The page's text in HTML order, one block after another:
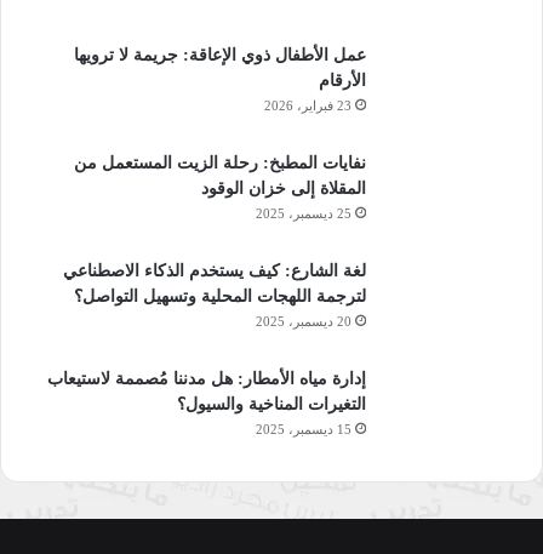
عمل الأطفال ذوي الإعاقة: جريمة لا ترويها
الأرقام
23 فبراير، 2026
نفايات المطبخ: رحلة الزيت المستعمل من
المقلاة إلى خزان الوقود
25 ديسمبر، 2025
لغة الشارع: كيف يستخدم الذكاء الاصطناعي
لترجمة اللهجات المحلية وتسهيل التواصل؟
20 ديسمبر، 2025
إدارة مياه الأمطار: هل مدننا مُصممة لاستيعاب
التغيرات المناخية والسيول؟
15 ديسمبر، 2025